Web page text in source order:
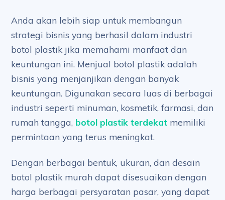
Anda akan lebih siap untuk membangun
strategi bisnis yang berhasil dalam industri
botol plastik jika memahami manfaat dan
keuntungan ini. Menjual botol plastik adalah
bisnis yang menjanjikan dengan banyak
keuntungan. Digunakan secara luas di berbagai
industri seperti minuman, kosmetik, farmasi, dan
rumah tangga, botol plastik terdekat memiliki
permintaan yang terus meningkat.
Dengan berbagai bentuk, ukuran, dan desain
botol plastik murah dapat disesuaikan dengan
harga berbagai persyaratan pasar, yang dapat